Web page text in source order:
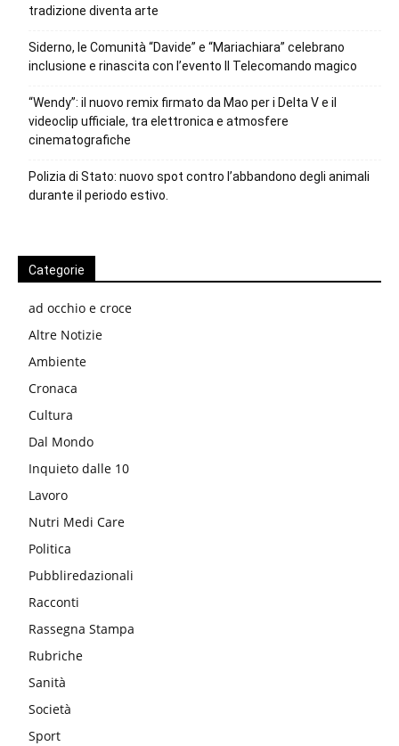
tradizione diventa arte
Siderno, le Comunità “Davide” e “Mariachiara” celebrano
inclusione e rinascita con l’evento Il Telecomando magico
“Wendy”: il nuovo remix firmato da Mao per i Delta V e il
videoclip ufficiale, tra elettronica e atmosfere
cinematografiche
Polizia di Stato: nuovo spot contro l’abbandono degli animali
durante il periodo estivo.
Categorie
ad occhio e croce
Altre Notizie
Ambiente
Cronaca
Cultura
Dal Mondo
Inquieto dalle 10
Lavoro
Nutri Medi Care
Politica
Pubbliredazionali
Racconti
Rassegna Stampa
Rubriche
Sanità
Società
Sport